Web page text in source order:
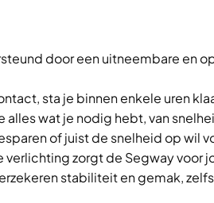
door een uitneembare en
sta je binnen enkele uren
wat je nodig hebt, van
of juist de snelheid op wil
zorgt de Segway voor
stabiliteit en gemak,